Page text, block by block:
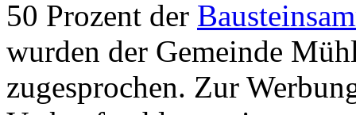
50 Prozent der
wurden der Gemeinde
zugesprochen. Zur